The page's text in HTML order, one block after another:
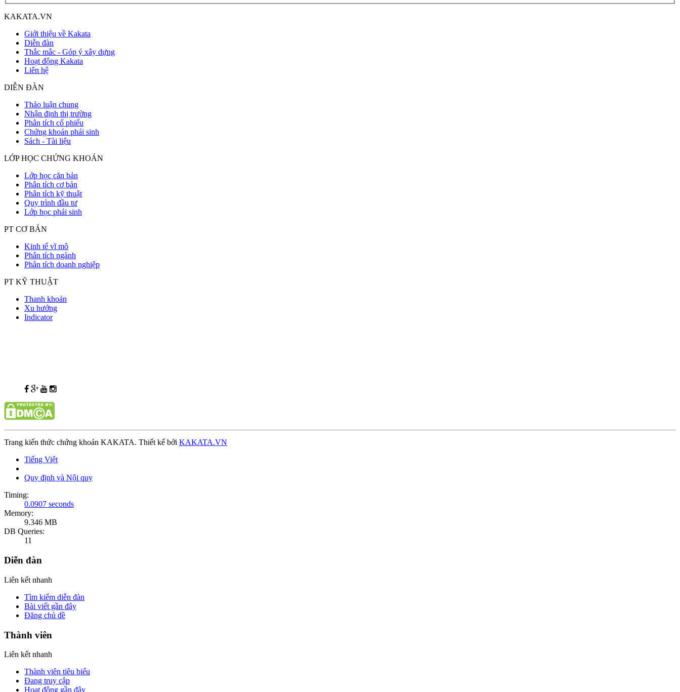
KAKATA.VN
Giới thiệu về Kakata
Diễn đàn
Thắc mắc - Góp ý xây dựng
Hoạt động Kakata
Liên hệ
DIỄN ĐÀN
Thảo luận chung
Nhận định thị trường
Phân tích cổ phiếu
Chứng khoán phái sinh
Sách - Tài liệu
LỚP HỌC CHỨNG KHOÁN
Lớp học căn bản
Phân tích cơ bản
Phân tích kỹ thuật
Quy trình đầu tư
Lớp học phái sinh
PT CƠ BẢN
Kinh tế vĩ mô
Phân tích ngành
Phân tích doanh nghiệp
PT KỸ THUẬT
Thanh khoản
Xu hướng
Indicator
Trang kiến thức chứng khoán KAKATA. Thiết kế bởi KAKATA.VN
Tiếng Việt
Quy định và Nội quy
Timing:
0.0907 seconds
Memory:
9.346 MB
DB Queries:
11
Diễn đàn
Liên kết nhanh
Tìm kiếm diễn đàn
Bài viết gần đây
Đăng chủ đề
Thành viên
Liên kết nhanh
Thành viên tiêu biểu
Đang truy cập
Hoạt động gần đây